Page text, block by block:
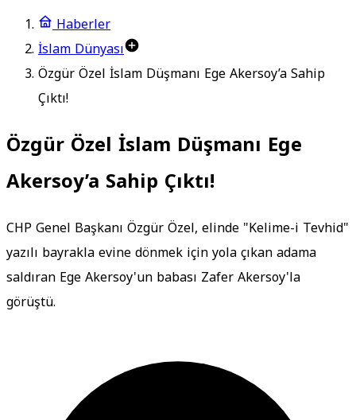
Haberler
İslam Dünyası
Özgür Özel İslam Düşmanı Ege Akersoy’a Sahip
Çıktı!
Özgür Özel İslam Düşmanı Ege
Akersoy’a Sahip Çıktı!
CHP Genel Başkanı Özgür Özel, elinde "Kelime-i Tevhid"
yazılı bayrakla evine dönmek için yola çıkan adama
saldıran Ege Akersoy'un babası Zafer Akersoy'la
görüştü.